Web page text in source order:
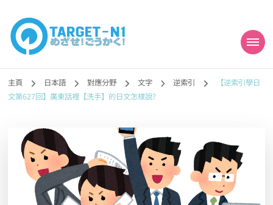
目標!!日本語能力試
N1合格
勉強コンテンツも追加予定!!】
主頁 日本語 對應分野 文字 逆索引
【逆索引學日
文第627回】廣東話裡【洗手】的日文怎樣說?